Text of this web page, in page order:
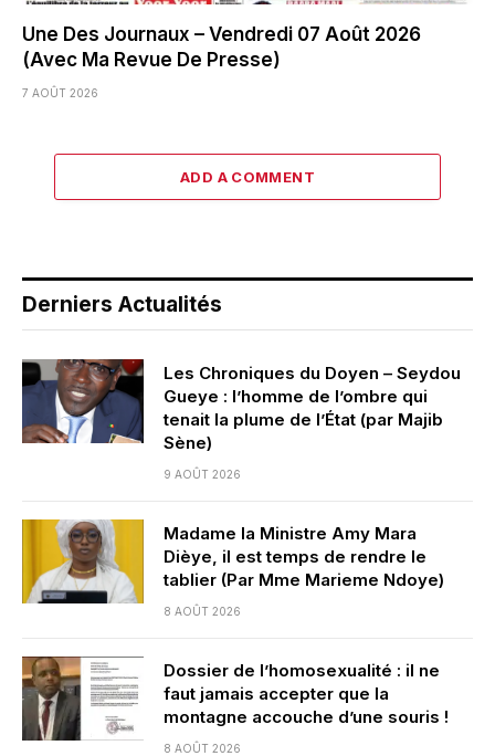
Une Des Journaux – Vendredi 07 Août 2026
(Avec Ma Revue De Presse)
7 AOÛT 2026
ADD A COMMENT
Derniers Actualités
Les Chroniques du Doyen – Seydou
Gueye : l’homme de l’ombre qui
tenait la plume de l’État (par Majib
Sène)
9 AOÛT 2026
Madame la Ministre Amy Mara
Dièye, il est temps de rendre le
tablier (Par Mme Marieme Ndoye)
8 AOÛT 2026
Dossier de l’homosexualité : il ne
faut jamais accepter que la
montagne accouche d’une souris !
8 AOÛT 2026